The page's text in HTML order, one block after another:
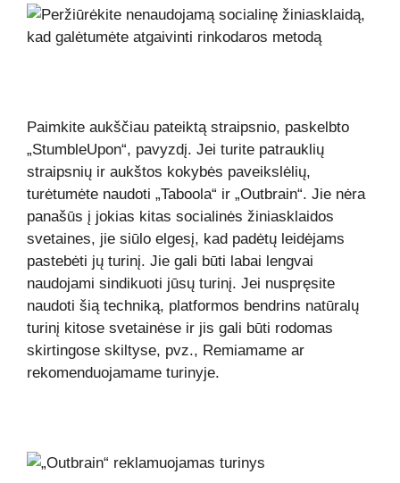
Paimkite aukščiau pateiktą straipsnio, paskelbto
„StumbleUpon“, pavyzdį. Jei turite patrauklių
straipsnių ir aukštos kokybės paveikslėlių,
turėtumėte naudoti „Taboola“ ir „Outbrain“. Jie nėra
panašūs į jokias kitas socialinės žiniasklaidos
svetaines, jie siūlo elgesį, kad padėtų leidėjams
pastebėti jų turinį. Jie gali būti labai lengvai
naudojami sindikuoti jūsų turinį. Jei nuspręsite
naudoti šią techniką, platformos bendrins natūralų
turinį kitose svetainėse ir jis gali būti rodomas
skirtingose ​​skiltyse, pvz., Remiamame ar
rekomenduojamame turinyje.